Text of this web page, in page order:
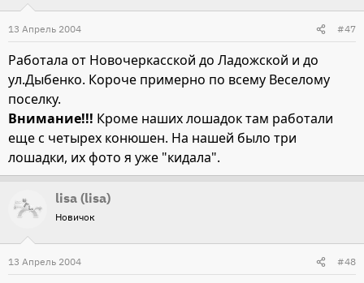
13 Апрель 2004 #47
Работала от Новочеркасской до Ладожской и до
ул.Дыбенко. Короче примерно по всему Веселому
поселку.
Внимание!!! Кроме наших лошадок там работали
еще с четырех конюшен. На нашей было три
лошадки, их фото я уже "кидала".
lisa (lisa)
Новичок
13 Апрель 2004 #48